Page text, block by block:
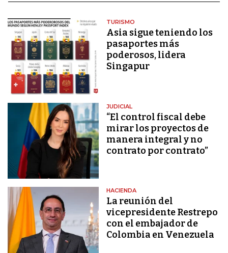
TURISMO
Asia sigue teniendo los
pasaportes más
poderosos, lidera
Singapur
JUDICIAL
“El control fiscal debe
mirar los proyectos de
manera integral y no
contrato por contrato”
HACIENDA
La reunión del
vicepresidente Restrepo
con el embajador de
Colombia en Venezuela